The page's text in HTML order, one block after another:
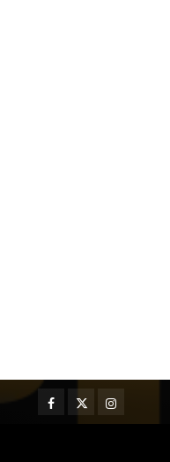
Facebook
TwitterInstagram